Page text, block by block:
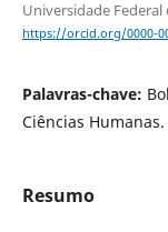
Universidade Federal
https://orcid.org/0000-
Palavras-chave:
Ciências
Resumo